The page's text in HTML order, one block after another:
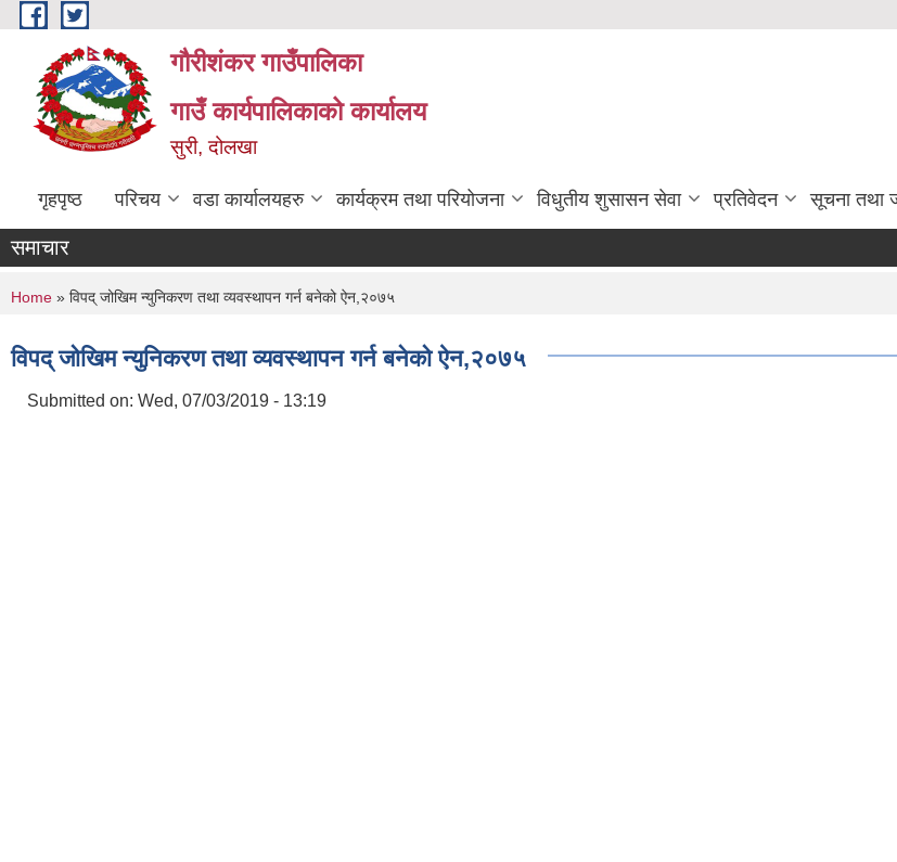
Skip to main content
गौरीशंकर गाउँपालिका
गाउँ कार्यपालिकाको कार्यालय
सुरी, दोलखा
गृहपृष्ठ परिचय वडा कार्यालयहरु कार्यक्रम तथा परियोजना विधुतीय शुसासन सेवा प्रतिवेदन सूचना तथा
समाचार
You are here
Home » विपद् जोखिम न्युनिकरण तथा व्यवस्थापन गर्न बनेको ऐन,२०७५
विपद् जोखिम न्युनिकरण तथा व्यवस्थापन गर्न बनेको ऐन,२०७५
Submitted on: Wed, 07/03/2019 - 13:19